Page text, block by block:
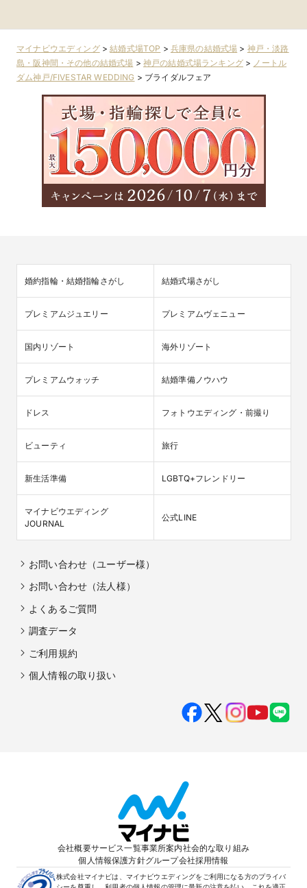
マイナビウエディング>結婚式場TOP > 兵庫県の結婚式場 > 神戸・淡路
島・阪神間・その他の結婚式場 > 神戸の結婚式場ランキング> ノートル
ダム神戸/FIVESTAR WEDDING > ブライダルフェア
婚約指輪・結婚指輪さがし 結婚式場さがし
プレミアムジュエリー プレミアムヴェニュー
国内リゾート 海外リゾート
プレミアムウォッチ 結婚準備ノウハウ
ドレス フォトウエディング・前撮り
ビューティ 旅行
新生活準備 LGBTQ+フレンドリー
マイナビウエディング
JOURNAL
公式LINE
お問い合わせ（ユーザー様）
お問い合わせ（法人様）
よくあるご質問
調査データ
ご利用規約
個人情報の取り扱い
会社概要サービス一覧事業所案内社会的な取り組み
個人情報保護方針グループ会社採用情報
株式会社マイナビは、マイナビウエディングをご利用になる方のプライバ